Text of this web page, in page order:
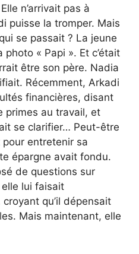
n’arrivait pas à
puisse la tromper. Mais
se passait ? La jeune
« Papi ». Et c’était
être son père. Nadia
Récemment, Arkadi
financières, disant
primes au travail, et
se clarifier… Peut-être
pour entretenir sa
épargne avait fondu.
de questions sur
elle lui faisait
qu’il dépensait
Mais maintenant, elle